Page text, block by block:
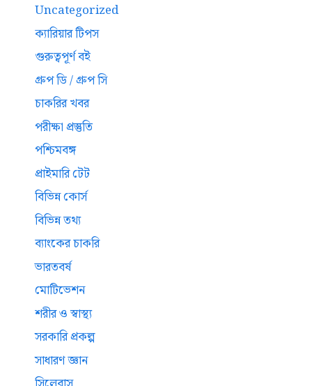
Uncategorized
ক্যারিয়ার টিপস
গুরুত্বপূর্ণ বই
গ্রুপ ডি / গ্রুপ সি
চাকরির খবর
পরীক্ষা প্রস্তুতি
পশ্চিমবঙ্গ
প্রাইমারি টেট
বিভিন্ন কোর্স
বিভিন্ন তথ্য
ব্যাংকের চাকরি
ভারতবর্ষ
মোটিভেশন
শরীর ও স্বাস্থ্য
সরকারি প্রকল্প
সাধারণ জ্ঞান